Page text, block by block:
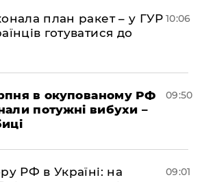
план ракет – у ГУР
готуватися до
10:06
в окупованому РФ
потужні вибухи –
09:50
РФ в Україні: на
09:01